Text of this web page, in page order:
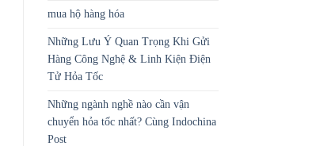
mua hộ hàng hóa
Những Lưu Ý Quan Trọng Khi Gửi
Hàng Công Nghệ & Linh Kiện Điện
Tử Hỏa Tốc
Những ngành nghề nào cần vận
chuyển hỏa tốc nhất? Cùng Indochina
Post